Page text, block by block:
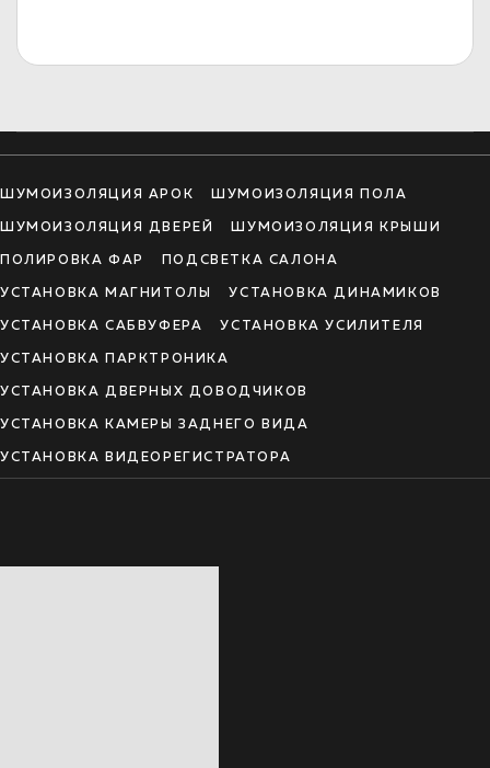
ШУМОИЗОЛЯЦИЯ АРОК ШУМОИЗОЛЯЦИЯ ПОЛА
ШУМОИЗОЛЯЦИЯ ДВЕРЕЙ ШУМОИЗОЛЯЦИЯ КРЫШИ
ПОЛИРОВКА ФАР ПОДСВЕТКА САЛОНА
УСТАНОВКА МАГНИТОЛЫ УСТАНОВКА ДИНАМИКОВ
УСТАНОВКА САБВУФЕРА УСТАНОВКА УСИЛИТЕЛЯ
УСТАНОВКА ПАРКТРОНИКА
УСТАНОВКА ДВЕРНЫХ ДОВОДЧИКОВ
УСТАНОВКА КАМЕРЫ ЗАДНЕГО ВИДА
УСТАНОВКА ВИДЕОРЕГИСТРАТОРА